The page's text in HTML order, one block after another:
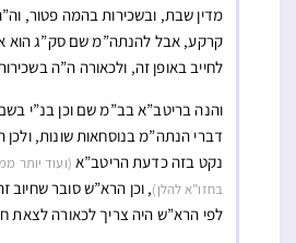
מדין שבת, ובשכירות בהמה פטור,
קרקע, אבל להנתה”מ שם סק”ג הוא
לחייב באופן זה, ולכאורה ה”ה
והנה בריטב”א בב”מ שם וכן בנ”י
דברי הנתה”מ בנוסחאות שונות,
נקט בזה כדעת הריטב”א (ועוד יותר
בחזו”א להלן), וכן הרא”ש סובר שחיוב
לפי הרא”ש היה צריך לכאורה לצאת